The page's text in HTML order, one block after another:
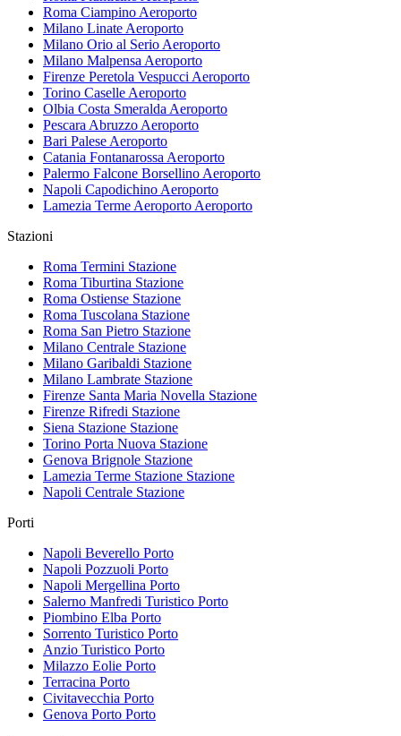
Roma Ciampino Aeroporto
Milano Linate Aeroporto
Milano Orio al Serio Aeroporto
Milano Malpensa Aeroporto
Firenze Peretola Vespucci Aeroporto
Torino Caselle Aeroporto
Olbia Costa Smeralda Aeroporto
Pescara Abruzzo Aeroporto
Bari Palese Aeroporto
Catania Fontanarossa Aeroporto
Palermo Falcone Borsellino Aeroporto
Napoli Capodichino Aeroporto
Lamezia Terme Aeroporto Aeroporto
Stazioni
Roma Termini Stazione
Roma Tiburtina Stazione
Roma Ostiense Stazione
Roma Tuscolana Stazione
Roma San Pietro Stazione
Milano Centrale Stazione
Milano Garibaldi Stazione
Milano Lambrate Stazione
Firenze Santa Maria Novella Stazione
Firenze Rifredi Stazione
Siena Stazione Stazione
Torino Porta Nuova Stazione
Genova Brignole Stazione
Lamezia Terme Stazione Stazione
Napoli Centrale Stazione
Porti
Napoli Beverello Porto
Napoli Pozzuoli Porto
Napoli Mergellina Porto
Salerno Manfredi Turistico Porto
Piombino Elba Porto
Sorrento Turistico Porto
Anzio Turistico Porto
Milazzo Eolie Porto
Terracina Porto
Civitavecchia Porto
Genova Porto Porto